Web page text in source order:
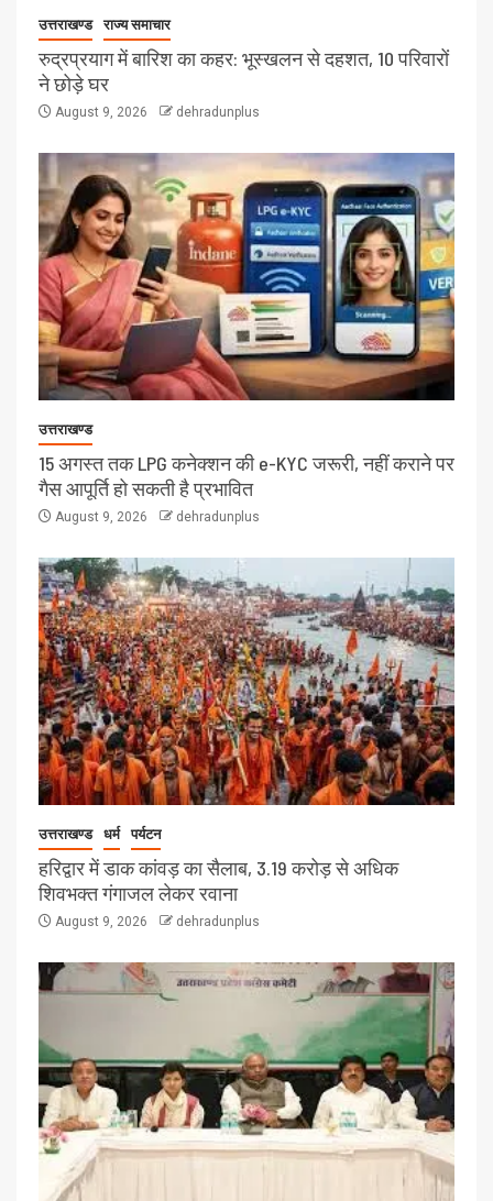
उत्तराखण्ड राज्य समाचार
रुद्रप्रयाग में बारिश का कहर: भूस्खलन से दहशत, 10 परिवारों
ने छोड़े घर
August 9, 2026 dehradunplus
उत्तराखण्ड
15 अगस्त तक LPG कनेक्शन की e-KYC जरूरी, नहीं कराने पर
गैस आपूर्ति हो सकती है प्रभावित
August 9, 2026 dehradunplus
उत्तराखण्ड धर्म पर्यटन
हरिद्वार में डाक कांवड़ का सैलाब, 3.19 करोड़ से अधिक
शिवभक्त गंगाजल लेकर रवाना
August 9, 2026 dehradunplus